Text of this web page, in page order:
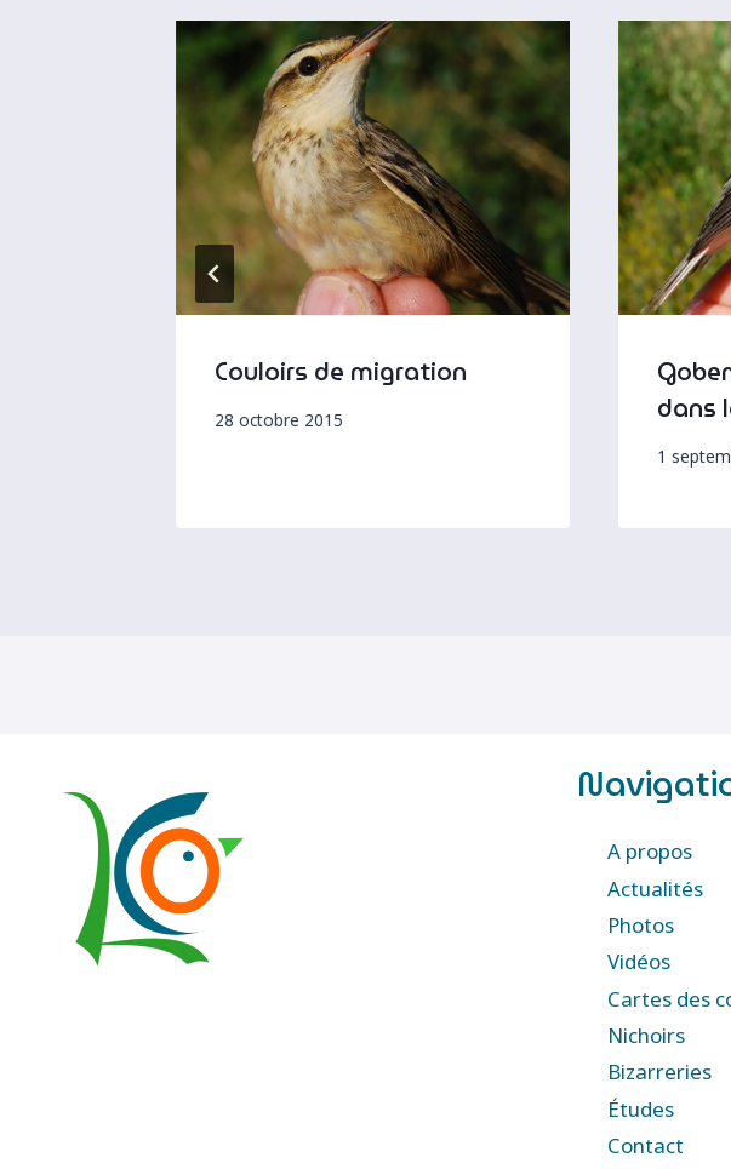
Couloirs de migration
28 octobre 2015
dans
1
A propos
Actualités
Photos
Vidéos
Cartes des
Nichoirs
Bizarreries
Études
Contact